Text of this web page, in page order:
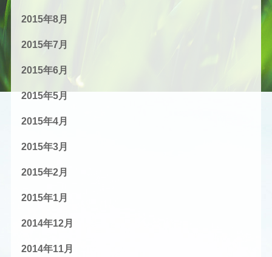
2015年8月
2015年7月
2015年6月
2015年5月
2015年4月
2015年3月
2015年2月
2015年1月
2014年12月
2014年11月